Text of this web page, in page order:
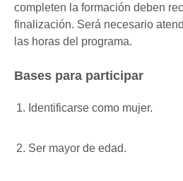
completen la formación deben
finalización. Será necesario
las horas del programa.
Bases para participar
Identificarse como mujer.
Ser mayor de edad.